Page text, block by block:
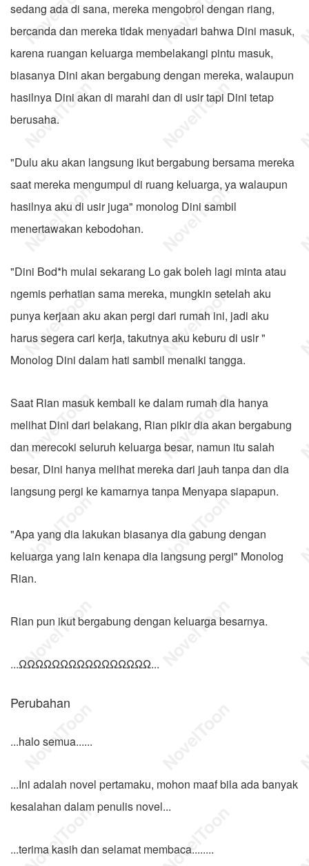
sedang ada di sana, mereka mengobrol dengan riang,
bercanda dan mereka tidak menyadari bahwa Dini masuk,
karena ruangan keluarga membelakangi pintu masuk,
biasanya Dini akan bergabung dengan mereka, walaupun
hasilnya Dini akan di marahi dan di usir tapi Dini tetap
berusaha.
"Dulu aku akan langsung ikut bergabung bersama mereka
saat mereka mengumpul di ruang keluarga, ya walaupun
hasilnya aku di usir juga" monolog Dini sambil
menertawakan kebodohan.
"Dini Bod*h mulai sekarang Lo gak boleh lagi minta atau
ngemis perhatian sama mereka, mungkin setelah aku
punya kerjaan aku akan pergi dari rumah ini, jadi aku
harus segera cari kerja, takutnya aku keburu di usir "
Monolog Dini dalam hati sambil menaiki tangga.
Saat Rian masuk kembali ke dalam rumah dia hanya
melihat Dini dari belakang, Rian pikir dia akan bergabung
dan merecoki seluruh keluarga besar, namun itu salah
besar, Dini hanya melihat mereka dari jauh tanpa dan dia
langsung pergi ke kamarnya tanpa Menyapa siapapun.
"Apa yang dia lakukan biasanya dia gabung dengan
keluarga yang lain kenapa dia langsung pergi" Monolog
Rian.
Rian pun ikut bergabung dengan keluarga besarnya.
...ΩΩΩΩΩΩΩΩΩΩΩΩΩΩΩΩ...
Perubahan
...halo semua......
...Ini adalah novel pertamaku, mohon maaf bila ada banyak
kesalahan dalam penulis novel...
...terima kasih dan selamat membaca........